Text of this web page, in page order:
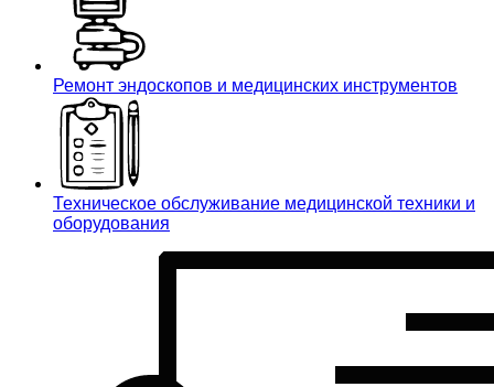
Ремонт эндоскопов и медицинских инструментов
Техническое обслуживание медицинской техники и
оборудования